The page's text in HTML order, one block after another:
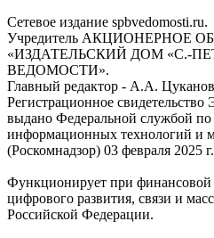
Сетевое издание spbvedomosti.ru.
Учредитель АКЦИОНЕРНОЕ
«ИЗДАТЕЛЬСКИЙ ДОМ «С.-
ВЕДОМОСТИ».
Главный редактор - А.А.
Регистрационное
выдано Федеральной службой по
информационных технологий и
(Роскомнадзор) 03 февраля 2025 г.
Функционирует при финансовой
цифрового развития, связи и
Российской Федерации.